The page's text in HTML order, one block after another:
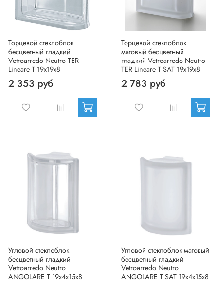
Торцевой стеклоблок
бесцветный гладкий
Vetroarredo Neutro TER
Lineare T 19x19x8
2 353 руб
Торцевой стеклоблок
матовый бесцветный
гладкий Vetroarredo Neutro
TER Lineare T SAT 19x19x8
2 783 руб
Угловой стеклоблок
бесцветный гладкий
Vetroarredo Neutro
ANGOLARE T 19x4x15x8
Угловой стеклоблок матовый
бесцветный гладкий
Vetroarredo Neutro
ANGOLARE T SAT 19x4x15x8